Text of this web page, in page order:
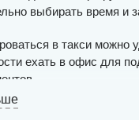
выбирать время и
в такси можно
ехать в офис для
стабильный